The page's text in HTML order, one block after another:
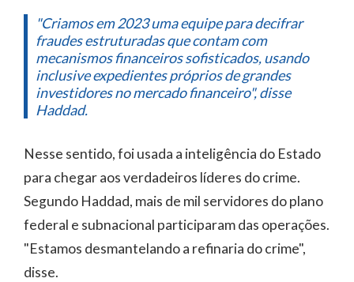
"Criamos em 2023 uma equipe para decifrar
fraudes estruturadas que contam com
mecanismos financeiros sofisticados, usando
inclusive expedientes próprios de grandes
investidores no mercado financeiro", disse
Haddad.
Nesse sentido, foi usada a inteligência do Estado
para chegar aos verdadeiros líderes do crime.
Segundo Haddad, mais de mil servidores do plano
federal e subnacional participaram das operações.
"Estamos desmantelando a refinaria do crime",
disse.